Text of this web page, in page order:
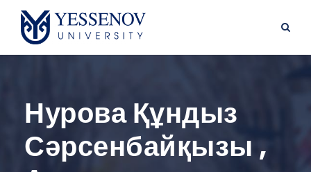
Нурова Құндыз
Сәрсенбайқызы ,